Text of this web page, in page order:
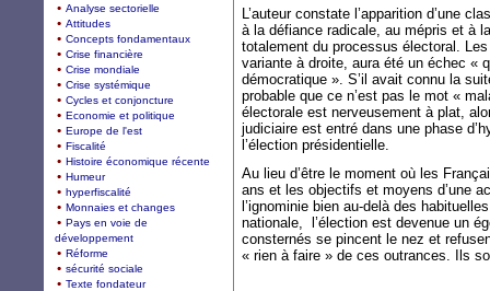
L’auteur constate l’apparition d’une
à la défiance radicale, au mépris et à
totalement du processus électoral.
variante à droite, aura été un échec «
démocratique ». S’il avait connu la
probable que ce n’est pas le mot «
électorale est nerveusement à plat,
judiciaire est entré dans une phase
l’élection présidentielle.
Au lieu d’être le moment où les
ans et les objectifs et moyens d’une
l’ignominie bien au-delà des
nationale, l’élection est devenue un
consternés se pincent le nez et
« rien à faire » de ces outrances. Ils
Analyse sectorielle
Attitudes
Concepts fondamentaux
Crise financière
Crise mondiale
Crise systémique
Cycles et conjoncture
Economie et politique
Europe de l'est
Fiscalité
Histoire économique récente
Humeur
hyperfiscalité
Monnaies et changes
Pays en voie de
développement
Réforme
sécurité sociale
Texte fondateur